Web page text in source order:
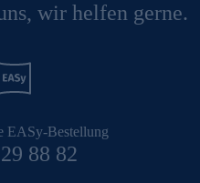
wir helfen gerne.
EASy-Bestellung
88 82